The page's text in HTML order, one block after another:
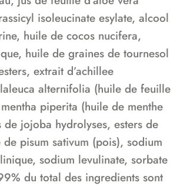
isoleucinate esylate, alcool
huile de cocos nucifera,
huile de graines de tournesol
extrait d’achillee
alternifolia (huile de feuille
piperita (huile de menthe
de jojoba hydrolyses, esters de
pisum sativum (pois), sodium
sodium levulinate, sorbate
du total des ingredients sont